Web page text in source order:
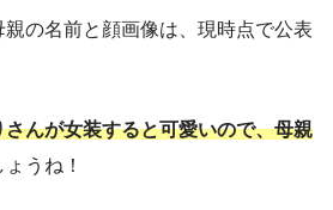
の名前と顔画像は、現時点で公表
さんが女装すると可愛いので、母親
ょうね！